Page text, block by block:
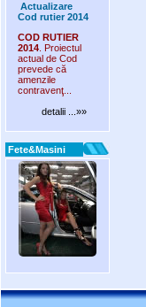
Actualizare
Cod rutier 2014
COD RUTIER
2014 . Proiectul
actual de Cod
prevede că
amenzile
contravenţ...
detalii ...»»
Fete&Masini